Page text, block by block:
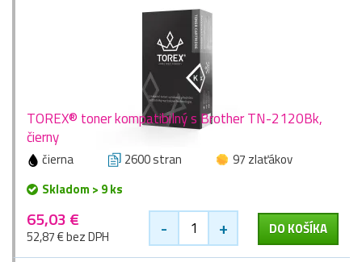
TOREX® toner kompatibilný s Brother TN-2120Bk,
čierny
čierna 2600 stran
97 zlaťákov
Skladom > 9 ks
65,03 €
52,87 € bez DPH - + DO KOŠÍKA